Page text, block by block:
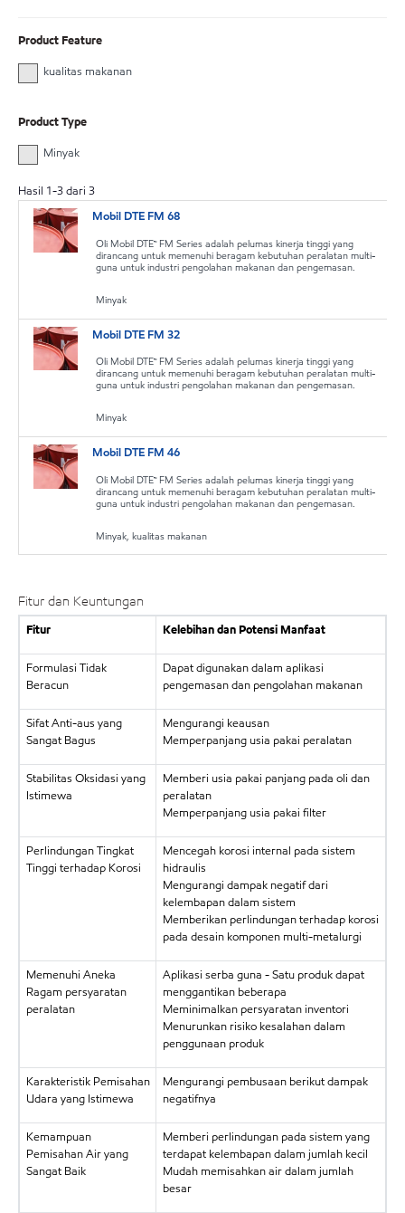
Product Feature
kualitas makanan
Product Type
Minyak
Hasil 1-3dari 3
Mobil DTE FM 68
Oli Mobil DTE™ FM Series adalah pelumas kinerja tinggi yang
dirancang untuk memenuhi beragam kebutuhan peralatan multi-
guna untuk industri pengolahan makanan dan pengemasan.
Minyak
Mobil DTE FM 32
Oli Mobil DTE™ FM Series adalah pelumas kinerja tinggi yang
dirancang untuk memenuhi beragam kebutuhan peralatan multi-
guna untuk industri pengolahan makanan dan pengemasan.
Minyak
Mobil DTE FM 46
Oli Mobil DTE™ FM Series adalah pelumas kinerja tinggi yang
dirancang untuk memenuhi beragam kebutuhan peralatan multi-
guna untuk industri pengolahan makanan dan pengemasan.
Minyak, kualitas makanan
Fitur dan Keuntungan
Fitur Kelebihan dan Potensi Manfaat
Formulasi Tidak
Beracun
Dapat digunakan dalam aplikasi
pengemasan dan pengolahan makanan
Sifat Anti-aus yang
Sangat Bagus
Mengurangi keausan
Memperpanjang usia pakai peralatan
Stabilitas Oksidasi yang
Istimewa
Memberi usia pakai panjang pada oli dan
peralatan
Memperpanjang usia pakai filter
Perlindungan Tingkat
Tinggi terhadap Korosi
Mencegah korosi internal pada sistem
hidraulis
Mengurangi dampak negatif dari
kelembapan dalam sistem
Memberikan perlindungan terhadap korosi
pada desain komponen multi-metalurgi
Memenuhi Aneka
Ragam persyaratan
peralatan
Aplikasi serba guna - Satu produk dapat
menggantikan beberapa
Meminimalkan persyaratan inventori
Menurunkan risiko kesalahan dalam
penggunaan produk
Karakteristik Pemisahan
Udara yang Istimewa
Mengurangi pembusaan berikut dampak
negatifnya
Kemampuan
Pemisahan Air yang
Sangat Baik
Memberi perlindungan pada sistem yang
terdapat kelembapan dalam jumlah kecil
Mudah memisahkan air dalam jumlah
besar